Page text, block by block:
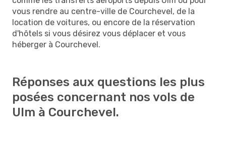
vous rendre au centre-ville de Courchevel, de la
location de voitures, ou encore de la réservation
d'hôtels si vous désirez vous déplacer et vous
héberger à Courchevel.
Réponses aux questions les plus
posées concernant nos vols de
Ulm à Courchevel.